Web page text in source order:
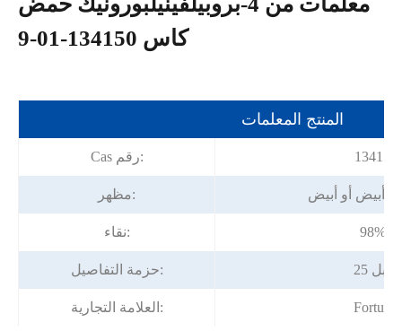
كاس 134150-01-9
المنتج المعلمات
Cas رقم:
مظهر: أبيض أو أبيض
نقاء:
حزمة التفاصيل: طبل
العلامة التجارية: